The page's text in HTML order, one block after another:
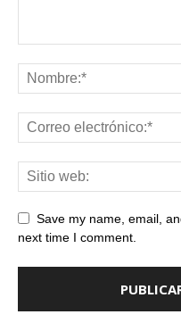
Save my name, email,
next time I comment.